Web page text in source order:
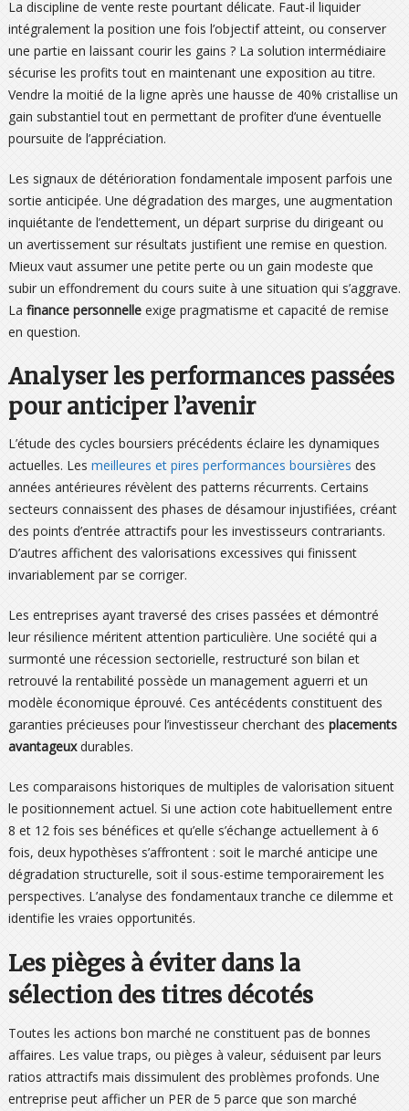
La discipline de vente reste pourtant délicate. Faut-il liquider
intégralement la position une fois l’objectif atteint, ou conserver
une partie en laissant courir les gains ? La solution intermédiaire
sécurise les profits tout en maintenant une exposition au titre.
Vendre la moitié de la ligne après une hausse de 40% cristallise un
gain substantiel tout en permettant de profiter d’une éventuelle
poursuite de l’appréciation.
Les signaux de détérioration fondamentale imposent parfois une
sortie anticipée. Une dégradation des marges, une augmentation
inquiétante de l’endettement, un départ surprise du dirigeant ou
un avertissement sur résultats justifient une remise en question.
Mieux vaut assumer une petite perte ou un gain modeste que
subir un effondrement du cours suite à une situation qui s’aggrave.
La finance personnelleexige pragmatisme et capacité de remise
en question.
Analyser les performances passées
pour anticiper l’avenir
L’étude des cycles boursiers précédents éclaire les dynamiques
actuelles. Les meilleures et pires performances boursières des
années antérieures révèlent des patterns récurrents. Certains
secteurs connaissent des phases de désamour injustifiées, créant
des points d’entrée attractifs pour les investisseurs contrariants.
D’autres affichent des valorisations excessives qui finissent
invariablement par se corriger.
Les entreprises ayant traversé des crises passées et démontré
leur résilience méritent attention particulière. Une société qui a
surmonté une récession sectorielle, restructuré son bilan et
retrouvé la rentabilité possède un management aguerri et un
modèle économique éprouvé. Ces antécédents constituent des
garanties précieuses pour l’investisseur cherchant des placements
avantageuxdurables.
Les comparaisons historiques de multiples de valorisation situent
le positionnement actuel. Si une action cote habituellement entre
8 et 12 fois ses bénéfices et qu’elle s’échange actuellement à 6
fois, deux hypothèses s’affrontent : soit le marché anticipe une
dégradation structurelle, soit il sous-estime temporairement les
perspectives. L’analyse des fondamentaux tranche ce dilemme et
identifie les vraies opportunités.
Les pièges à éviter dans la
sélection des titres décotés
Toutes les actions bon marché ne constituent pas de bonnes
affaires. Les value traps, ou pièges à valeur, séduisent par leurs
ratios attractifs mais dissimulent des problèmes profonds. Une
entreprise peut afficher un PER de 5 parce que son marché